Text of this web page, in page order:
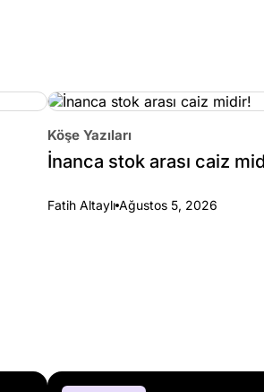
Köşe Yazıları
İnanca stok arası caiz
Fatih Altaylı Ağustos 5, 2026